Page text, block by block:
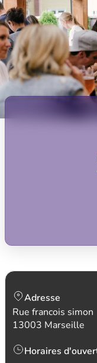
Adresse
Rue francois simon
13003 Marseille
Horaires